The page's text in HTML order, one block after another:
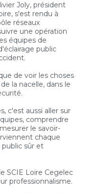
Joly, président
s'est rendu à
réseaux
une opération
équipes de
public
de voir les choses
la nacelle, dans le
c'est aussi aller sur
comprendre
le savoir-
chaque
public sûr et
SCIE Loire Cegelec
professionnalisme.